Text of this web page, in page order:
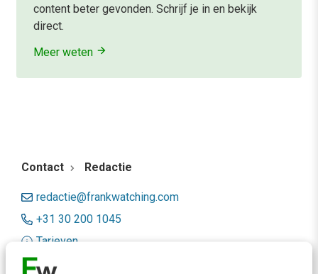
content beter gevonden. Schrijf je in en bekijk
direct.
Meer weten
Contact Redactie
redactie@frankwatching.com
+31 30 200 1045
Tarieven
Meer contactopties